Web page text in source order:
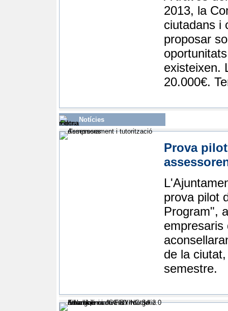
2013, la
ciutadans i
proposar
existeixen.
20.000€.
Notícies
Prova
prova pilot
Program",
empresaris
de la
semestre.